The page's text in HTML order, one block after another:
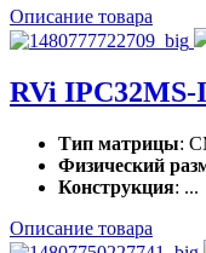
Описание товара
RVi IPC32MS-
Тип матрицы:
Физический
Конструкция: ...
Описание товара